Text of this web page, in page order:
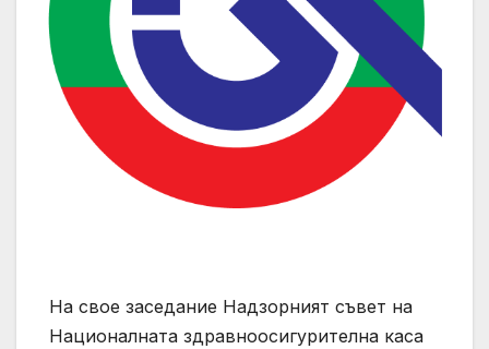
На свое заседание Надзорният съвет на
Националната здравноосигурителна каса